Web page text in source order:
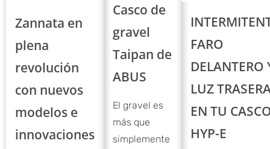
Zannata en
plena
revolución
con nuevos
modelos e
innovaciones
Casco de
gravel
Taipan de
ABUS
El gravel es
más que
simplemente
FARO
DELANTERO
LUZ
EN TU
HYP-E